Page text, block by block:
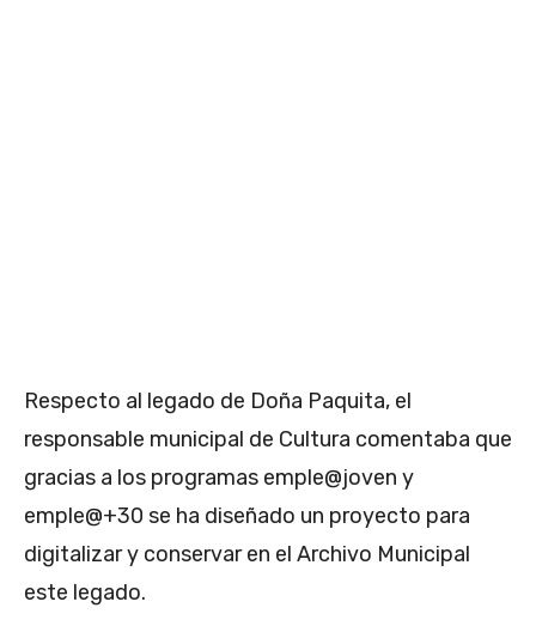
Respecto al legado de Doña Paquita, el
responsable municipal de Cultura comentaba que
gracias a los programas emple@joven y
emple@+30 se ha diseñado un proyecto para
digitalizar y conservar en el Archivo Municipal
este legado.